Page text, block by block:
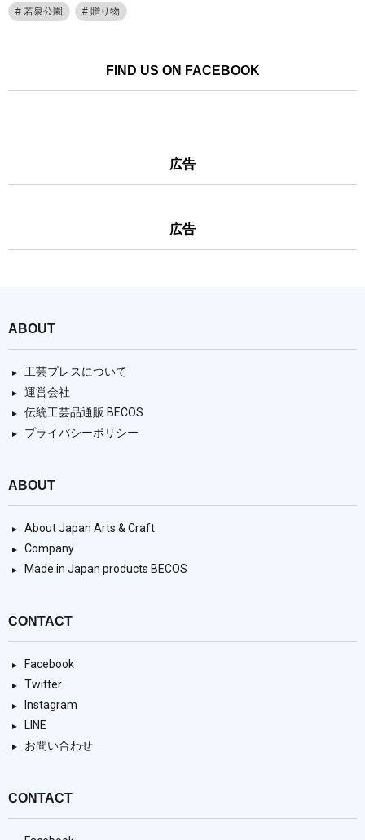
若泉公園 贈り物
FIND US ON FACEBOOK
広告
広告
ABOUT
工芸プレスについて
運営会社
伝統工芸品通販 BECOS
プライバシーポリシー
ABOUT
About Japan Arts & Craft
Company
Made in Japan products BECOS
CONTACT
Facebook
Twitter
Instagram
LINE
お問い合わせ
CONTACT